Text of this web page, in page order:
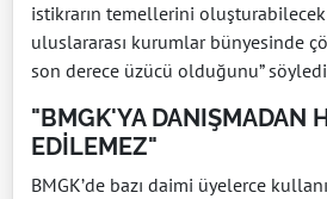
istikrarın temellerini
uluslararası kurumlar bünyesinde
son derece üzücü olduğunu”
"BMGK'YA DANIŞMADAN
EDİLEMEZ"
BMGK’de bazı daimi üyelerce